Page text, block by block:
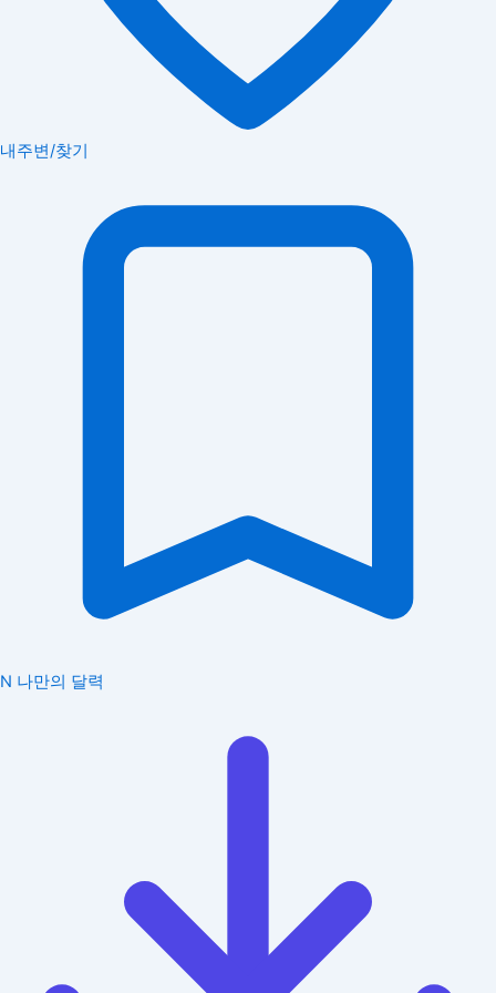
내주변/찾기
N 나만의 달력